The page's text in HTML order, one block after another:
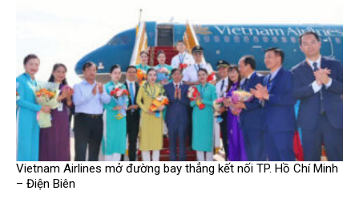
Vietnam Airlines mở đường bay thẳng kết nối TP. Hồ Chí Minh
– Điện Biên